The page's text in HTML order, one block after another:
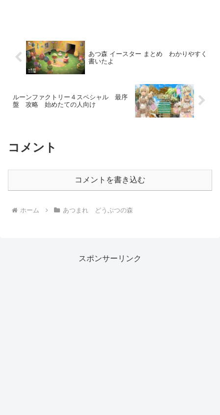
あつ森 イースター まとめ わかりやすく
書いたよ
ルーンファクトリー４スペシャル 最序
盤 攻略 始めたての人向け
コメント
コメントを書き込む
ホーム あつまれ どうぶつの森
スポンサーリンク